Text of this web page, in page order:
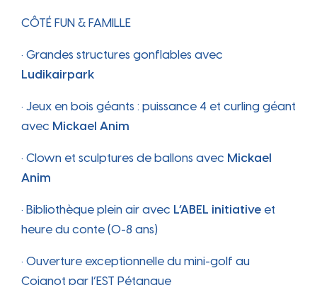
CÔTÉ FUN & FAMILLE
• Grandes structures gonflables avec
Ludikairpark
• Jeux en bois géants : puissance 4 et curling géant
avec Mickael Anim
• Clown et sculptures de ballons avec Mickael
Anim
• Bibliothèque plein air avec L’ABEL initiative et
heure du conte (0-8 ans)
• Ouverture exceptionnelle du mini-golf au
Coignot par l’EST Pétanque